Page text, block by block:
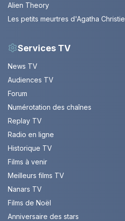
Alien Theory
Les petits meurtres d'Agatha Christie
Services TV
News TV
Audiences TV
Forum
Numérotation des chaînes
Replay TV
Radio en ligne
Historique TV
Films à venir
Meilleurs films TV
Nanars TV
Films de Noël
Anniversaire des stars